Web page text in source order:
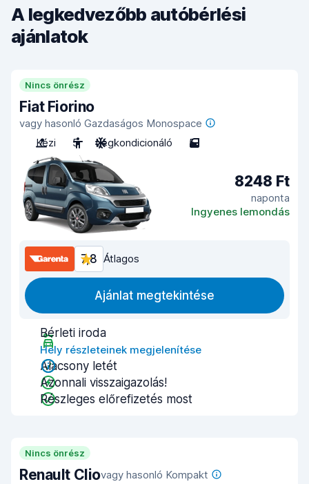
A legkedvezőbb autóbérlési
ajánlatok
Nincs önrész
Fiat Fiorino
vagy hasonló Gazdaságos Monospace
Kézi
5 Légkondicionáló 5
8248 Ft
naponta
Ingyenes lemondás
7,8 Átlagos
Ajánlat megtekintése
Bérleti iroda
Hely részleteinek megjelenítése
Alacsony letét
Azonnali visszaigazolás!
Részleges előrefizetés most
Nincs önrész
Renault Cliovagy hasonló Kompakt